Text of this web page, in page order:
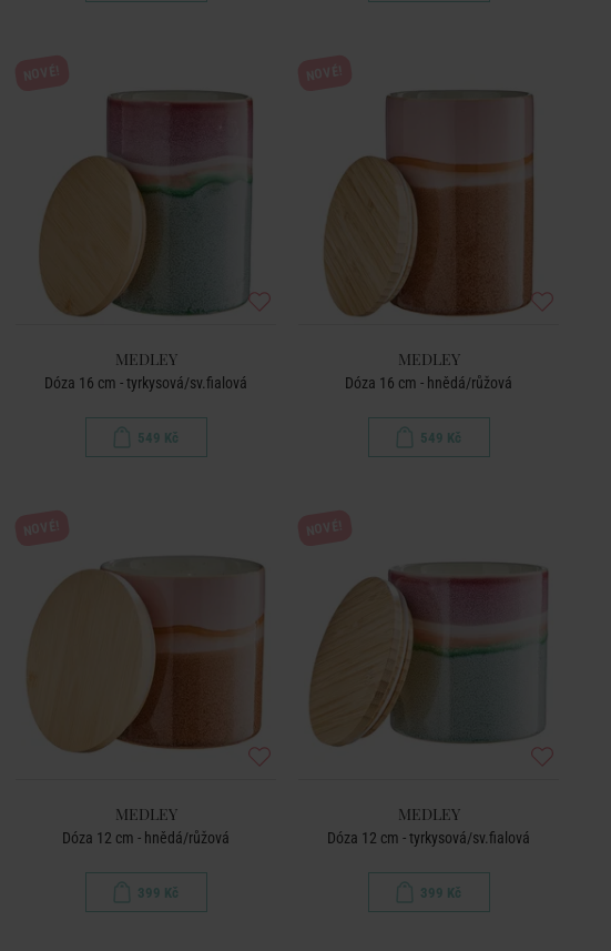
MEDLEY
Dóza 16 cm - tyrkysová/sv.fialová
549 Kč
MEDLEY
Dóza 16 cm - hnědá/růžová
549 Kč
MEDLEY
Dóza 12 cm - hnědá/růžová
399 Kč
MEDLEY
Dóza 12 cm - tyrkysová/sv.fialová
399 Kč